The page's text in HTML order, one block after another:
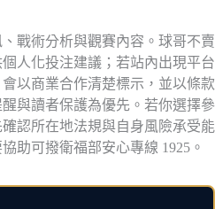
戰術分析與觀賽內容。球哥不賣
人化投注建議；若站內出現平台
以商業合作清楚標示，並以條款
與讀者保護為優先。若你選擇參
認所在地法規與自身風險承受能
助可撥衛福部安心專線 1925。